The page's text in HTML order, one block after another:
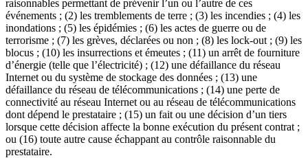
raisonnables permettant de prévenir l’un ou l’autre de ces
événements ; (2) les tremblements de terre ; (3) les incendies ; (4) les
inondations ; (5) les épidémies ; (6) les actes de guerre ou de
terrorisme ; (7) les grèves, déclarées ou non ; (8) les lock-out ; (9) les
blocus ; (10) les insurrections et émeutes ; (11) un arrêt de fourniture
d’énergie (telle que l’électricité) ; (12) une défaillance du réseau
Internet ou du système de stockage des données ; (13) une
défaillance du réseau de télécommunications ; (14) une perte de
connectivité au réseau Internet ou au réseau de télécommunications
dont dépend le prestataire ; (15) un fait ou une décision d’un tiers
lorsque cette décision affecte la bonne exécution du présent contrat ;
ou (16) toute autre cause échappant au contrôle raisonnable du
prestataire.